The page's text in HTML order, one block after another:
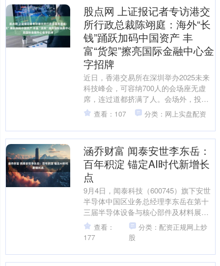
股点网 上证报记者专访港交
所行政总裁陈翊庭：海外“长
钱”踊跃加码中国资产 丰
富“货架”擦亮国际金融中心金
字招牌
近日，香港交易所在深圳举办2025未来
科技峰会，可容纳700人的会场座无虚
席，连过道都挤满了人。会场外，投资
机构搭建的展台前也围满了投资者。 这
幅热闹的景象，正....
查看：107 分类：网上实盘配资
涵乔财富 闻泰安世李东岳：
百年积淀 锚定AI时代新增长
点
9月4日，闻泰科技（600745）旗下安世
半导体中国区业务总经理李东岳在第十
三届半导体设备与核心部件及材料展
（CSEAC 2025）半导体制造与设备及核
心部件董....
查看：
177
分类：配资正规网上炒
股